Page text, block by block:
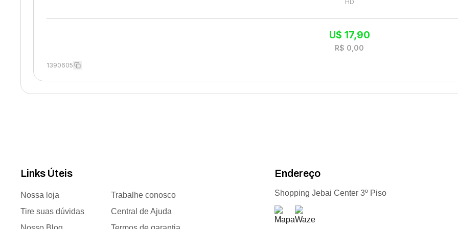
HD
U$ 17,90
R$ 0,00
1390605
Links Úteis
Nossa loja
Trabalhe conosco
Tire suas dúvidas
Central de Ajuda
Endereço
Shopping Jebai Center 3º Piso